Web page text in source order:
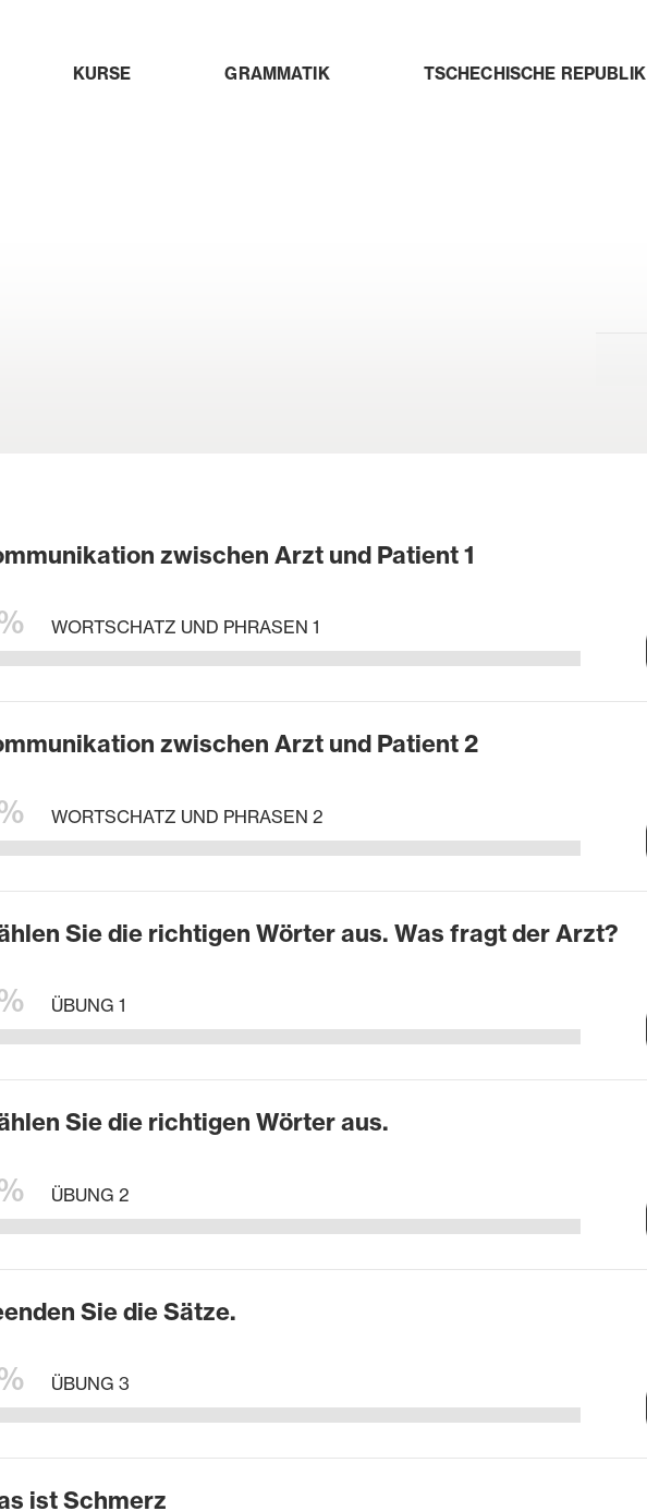
KURSE GRAMMATIK TSCHECHISCHE REPUBLIK
zwischen Arzt und Patient 1
WORTSCHATZ UND PHRASEN 1
zwischen Arzt und Patient 2
WORTSCHATZ UND PHRASEN 2
Sie die richtigen Wörter aus. Was fragt der Arzt?
ÜBUNG 1
Sie die richtigen Wörter aus.
ÜBUNG 2
Sie die Sätze.
ÜBUNG 3
ist Schmerz